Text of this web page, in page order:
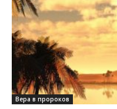
Вера в пророков